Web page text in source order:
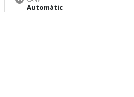
Automàtic